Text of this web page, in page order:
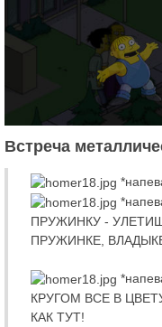
Встреча
ПРУЖИНКУ -
ПРУЖИНКЕ,
КРУГОМ ВСЕ В
КАК ТУТ!